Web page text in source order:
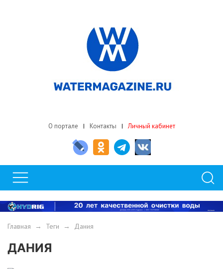
О портале Контакты Личный кабинет
Главная → Теги → Дания
ДАНИЯ